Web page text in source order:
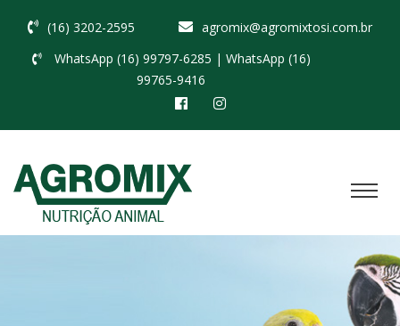
(16) 3202-2595
agromix@agromixtosi.com.br
WhatsApp (16) 99797-6285 | WhatsApp (16)
99765-9416